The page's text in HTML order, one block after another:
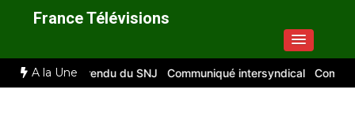
France Télévisions
A la Une
: compte rendu du SNJ Communiqué intersyndical Compte-